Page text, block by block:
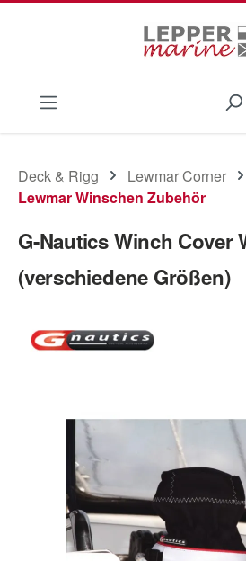
Deck & Rigg
Lewmar Corner
Lewmar Winschen Zubehör
G-Nautics Winch Cover
(verschiedene Größen)
Bildergalerie überspringen